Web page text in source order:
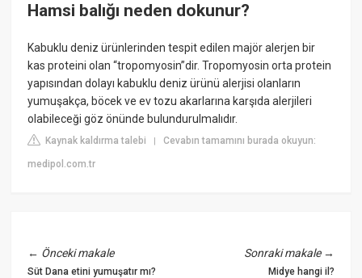
Hamsi balığı neden dokunur?
Kabuklu deniz ürünlerinden tespit edilen majör alerjen bir
kas proteini olan “tropomyosin”dir. Tropomyosin orta protein
yapısından dolayı kabuklu deniz ürünü alerjisi olanların
yumuşakça, böcek ve ev tozu akarlarına karşıda alerjileri
olabileceği göz önünde bulundurulmalıdır.
Kaynak kaldırma talebi |Cevabın tamamını burada okuyun:
medipol.com.tr
← Önceki makale
Süt Dana etini yumuşatır mı?
Sonraki makale→
Midye hangi il?